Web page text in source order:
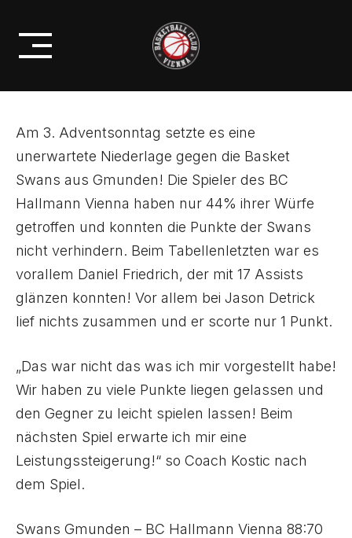
contentNIEDERLAGE GEGEN DIE SWANS!
Am 3. Adventsonntag setzte es eine
unerwartete Niederlage gegen die Basket
Swans aus Gmunden! Die Spieler des BC
Hallmann Vienna haben nur 44% ihrer Würfe
getroffen und konnten die Punkte der Swans
nicht verhindern. Beim Tabellenletzten war es
vorallem Daniel Friedrich, der mit 17 Assists
glänzen konnten! Vor allem bei Jason Detrick
lief nichts zusammen und er scorte nur 1 Punkt.
„Das war nicht das was ich mir vorgestellt habe!
Wir haben zu viele Punkte liegen gelassen und
den Gegner zu leicht spielen lassen! Beim
nächsten Spiel erwarte ich mir eine
Leistungssteigerung!“ so Coach Kostic nach
dem Spiel.
Swans Gmunden – BC Hallmann Vienna 88:70